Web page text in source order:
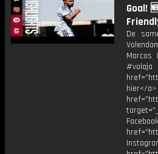
Goal!
De
#volaja
hier</